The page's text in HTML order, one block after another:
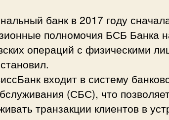
банк в 2017 году
полномочия БСБ Банка
операций с физическими
входит в систему
(СБС), что
транзакции клиентов в